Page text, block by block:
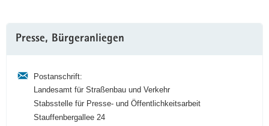
Information
Presse, Bürgeranliegen
Postanschrift:
Landesamt für Straßenbau und Verkehr
Stabsstelle für Presse- und Öffentlichkeitsarbeit
Stauffenbergallee 24